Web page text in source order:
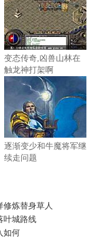
变态传奇,凶兽山林在
触龙神打架啊
逐渐变少和牛魔将军继
续走问题
修炼替身草人
叶城路线
如何